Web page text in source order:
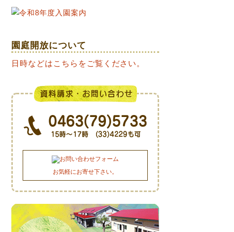
園庭開放について
日時などはこちらをご覧ください。
お気軽にお寄せ下さい。